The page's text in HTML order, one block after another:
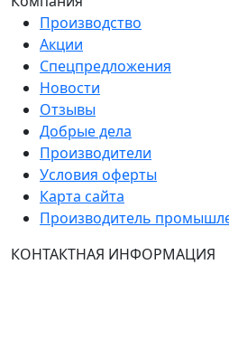
Производство
Акции
Спецпредложения
Новости
Отзывы
Добрые дела
Производители
Условия оферты
Карта сайта
Производитель
КОНТАКТНАЯ ИНФОРМАЦИЯ